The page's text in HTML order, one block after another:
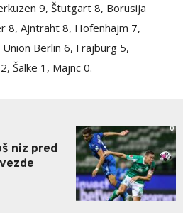
9, Štutgart 8, Borusija
8, Ajntraht 8, Hofenhajm 7,
Berlin 6, Frajburg 5,
Šalke 1, Majnc 0.
niz pred
0